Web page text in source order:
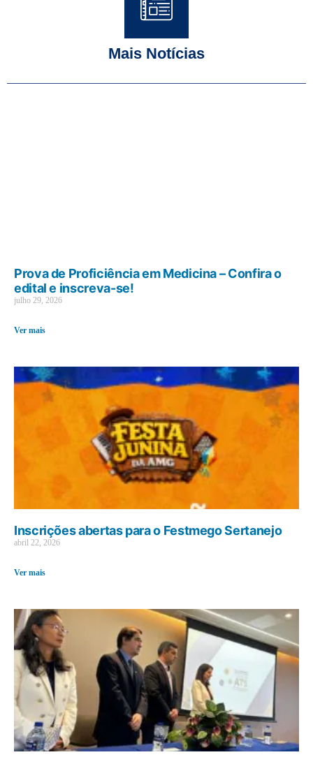
Mais Notícias
Prova de Proficiência em Medicina – Confira o
edital e inscreva-se!
julho 29, 2026
Ver mais
Inscrições abertas para o Festmego Sertanejo
abril 22, 2026
Ver mais